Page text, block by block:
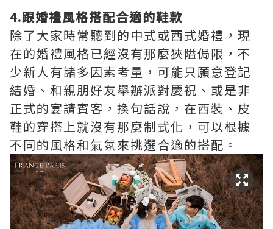
4.跟婚禮風格搭配合適的鞋款
除了大家時常聽到的中式或西式婚禮，現
在的婚禮風格已經沒有那麼狹隘侷限，不
少新人有諸多因素考量，可能只願意登記
結婚、和親朋好友舉辦派對慶祝、或是非
正式的宴請賓客，換句話說，在西裝、皮
鞋的穿搭上就沒有那麼制式化，可以根據
不同的風格和氣氛來挑選合適的搭配。